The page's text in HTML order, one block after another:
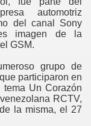
automotriz
del canal Sony
es imagen de la
GSM.
grupo de
participaron en
tema Un Corazón
RCTV,
la misma, el 27